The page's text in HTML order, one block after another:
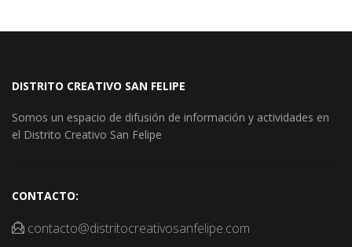
DISTRITO CREATIVO SAN FELIPE
Somos un espacio de difusión de información y actividades en
el Distrito Creativo San Felipe
CONTACTO:
contacto@distritocreativosanfelipe.com